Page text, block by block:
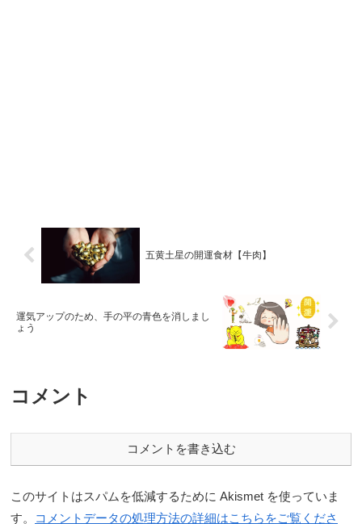
五黄土星の開運食材【牛肉】
運気アップのため、手の平の青色を消しまし
ょう
コメント
コメントを書き込む
このサイトはスパムを低減するために Akismet を使っていま
す。
コメントデータの処理方法の詳細はこちらをご覧くださ